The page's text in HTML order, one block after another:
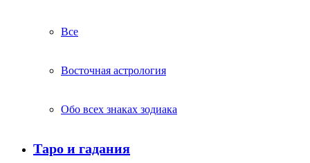
Все
Восточная астрология
Обо всех знаках зодиака
Таро и гадания